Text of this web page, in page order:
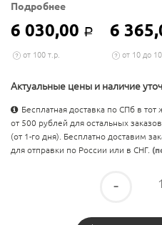
Подробнее
6 030,00 Р 6
от 100 т.р. от 10 до
Актуальные цены и наличие
Бесплатная доставка по СПб в
от 500 рублей для остальных
(от 1-го дня). Бесплатно доставим
для отправки по России или в СНГ.
-